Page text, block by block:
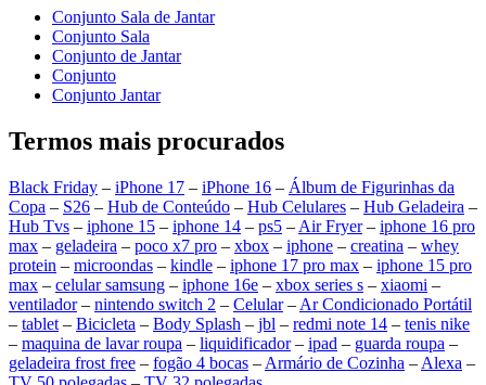
Conjunto Sala de Jantar
Conjunto Sala
Conjunto de Jantar
Conjunto
Conjunto Jantar
Termos mais procurados
Black Friday – iPhone 17 – iPhone 16 – Álbum de Figurinhas da
Copa – S26 – Hub de Conteúdo – Hub Celulares – Hub Geladeira –
Hub Tvs – iphone 15 – iphone 14 – ps5 – Air Fryer– iphone 16 pro
max – geladeira – poco x7 pro – xbox – iphone – creatina – whey
protein – microondas – kindle – iphone 17 pro max – iphone 15 pro
max – celular samsung – iphone 16e – xbox series s – xiaomi –
ventilador– nintendo switch 2 – Celular– Ar Condicionado Portátil
– tablet – Bicicleta – Body Splash – jbl – redmi note 14 – tenis nike
– maquina de lavar roupa – liquidificador– ipad – guarda roupa –
geladeira frost free – fogão 4 bocas – Armário de Cozinha – Alexa –